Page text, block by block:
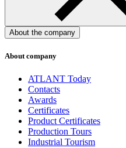
About the company
About company
ATLANT Today
Contacts
Awards
Certificates
Product Certificates
Production Tours
Industrial Tourism